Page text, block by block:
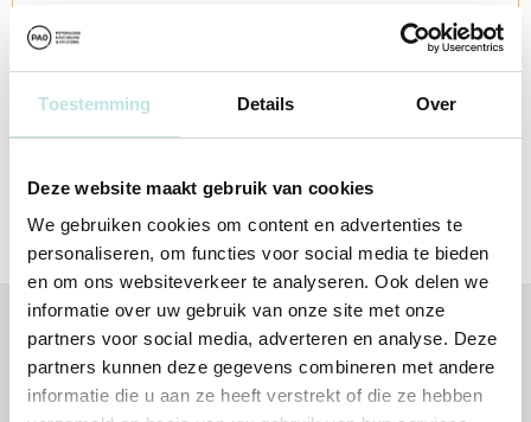
Toestemming Details Over
Deze website maakt gebruik van cookies
We gebruiken cookies om content en advertenties te
personaliseren, om functies voor social media te bieden
en om ons websiteverkeer te analyseren. Ook delen we
informatie over uw gebruik van onze site met onze
partners voor social media, adverteren en analyse. Deze
partners kunnen deze gegevens combineren met andere
informatie die u aan ze heeft verstrekt of die ze hebben
Contactopties
Volg jij ons al?